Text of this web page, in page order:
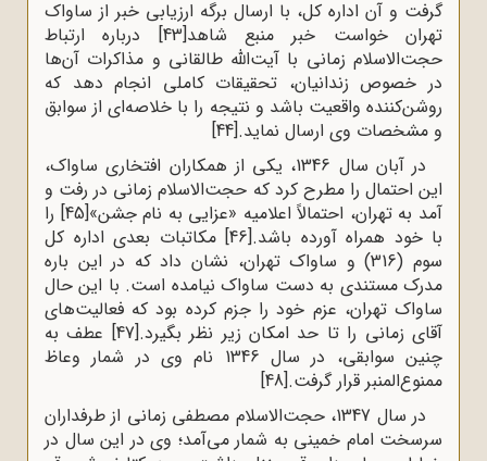
گرفت و آن اداره کل، با ارسال برگه ارزیابی خبر از ساواک
تهران خواست خبر منبع شاهد[43]
درباره ارتباط
حجت‌الاسلام زمانی با آیت‌الله طالقانی و مذاکرات آن‌ها
در خصوص زندانیان، تحقیقات کاملی انجام دهد که
روشن‌کننده واقعیت باشد و نتیجه را با خلاصه‌ای از سوابق
و مشخصات وی ارسال نماید.[44]
در آبان سال 1346، یکی از همکاران افتخاری ساواک،
این احتمال را مطرح کرد که حجت‌الاسلام زمانی در رفت و
آمد به تهران، احتمالاً اعلامیه «عزایی به نام جشن»[45]
را
با خود همراه آورده باشد.[46]
مکاتبات بعدی اداره کل
سوم (316) و ساواک تهران، نشان داد که در این باره
مدرک مستندی به دست ساواک نیامده است. با این حال
ساواک تهران، عزم خود را جزم کرده بود که فعالیت‌های
آقای زمانی را تا حد امکان زیر نظر بگیرد.[47]
عطف به
چنین سوابقی، در سال 1346 نام وی در شمار وعاظ
ممنوع‌المنبر قرار گرفت.[48]
در سال 1347، حجت‌الاسلام مصطفی زمانی از طرفداران
سرسخت امام خمینی به شمار می‌آمد؛ وی در این سال در